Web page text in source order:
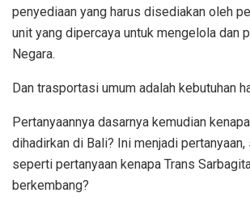
penyediaan yang harus disediakan oleh
unit yang dipercaya untuk mengelola dan
Negara.
Dan trasportasi umum adalah kebutuhan
Pertanyaannya dasarnya kemudian
dihadirkan di Bali? Ini menjadi
seperti pertanyaan kenapa Trans
berkembang?